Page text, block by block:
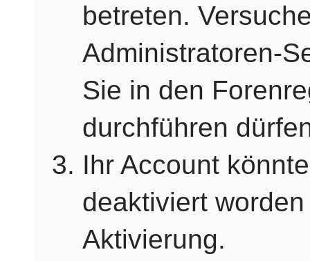
betreten.
Administratoren-
Sie in den
durchführen
Ihr Account
deaktiviert
Aktivierung.